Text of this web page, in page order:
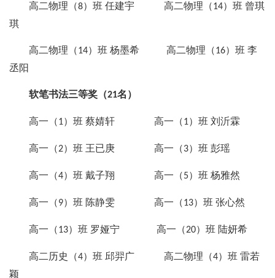
高二物理（8）班 任建宇 高二物理（14）班 曾琪
琪
高二物理（14）班 杨墨希 高二物理（16）班 李
丞阳
软笔书法三等奖（21名）
高一（1）班 蔡婧轩 高一（1）班 刘沂霖
高一（2）班 王已庚 高一（3）班 彭瑶
高一（4）班 戴子翔 高一（5）班 杨雅然
高一（9）班 陈静雯 高一（13）班 张心然
高一（13）班 罗娅宁 高一（20）班 陆妍希
高二历史（4）班 邱羿广 高二物理（4）班 雷若
颖